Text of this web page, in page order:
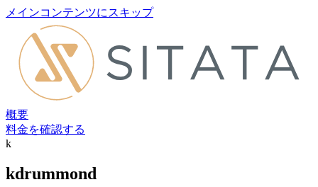
メインコンテンツにスキップ
概要
料金を確認する
k
kdrummond